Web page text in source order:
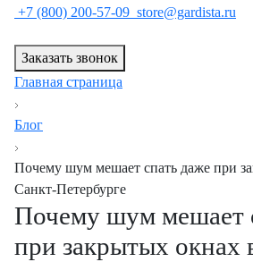
+7 (800) 200-57-09 store@gardista.ru
Заказать звонок
Главная страница
Блог
Почему шум мешает спать даже при
Санкт-Петербурге
Почему шум мешает
при закрытых окнах